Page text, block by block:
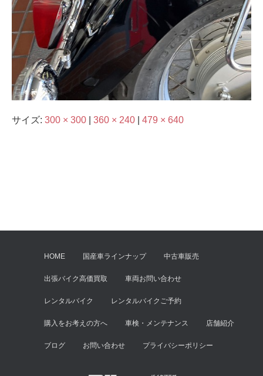
サイズ: 300 × 300 360 × 240 479 × 640
HOME 国産車ラインナップ 中古車販売
出張バイク高価買取 車両お問い合わせ
レンタルバイク レンタルバイクご予約
購入をお考えの方へ 車検・メンテナンス 店舗紹介
ブログ お問い合わせ プライバシーポリシー